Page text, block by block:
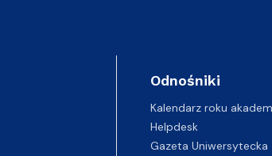
Odnośniki
Kalendarz roku
Helpdesk
Gazeta Uniwersytecka